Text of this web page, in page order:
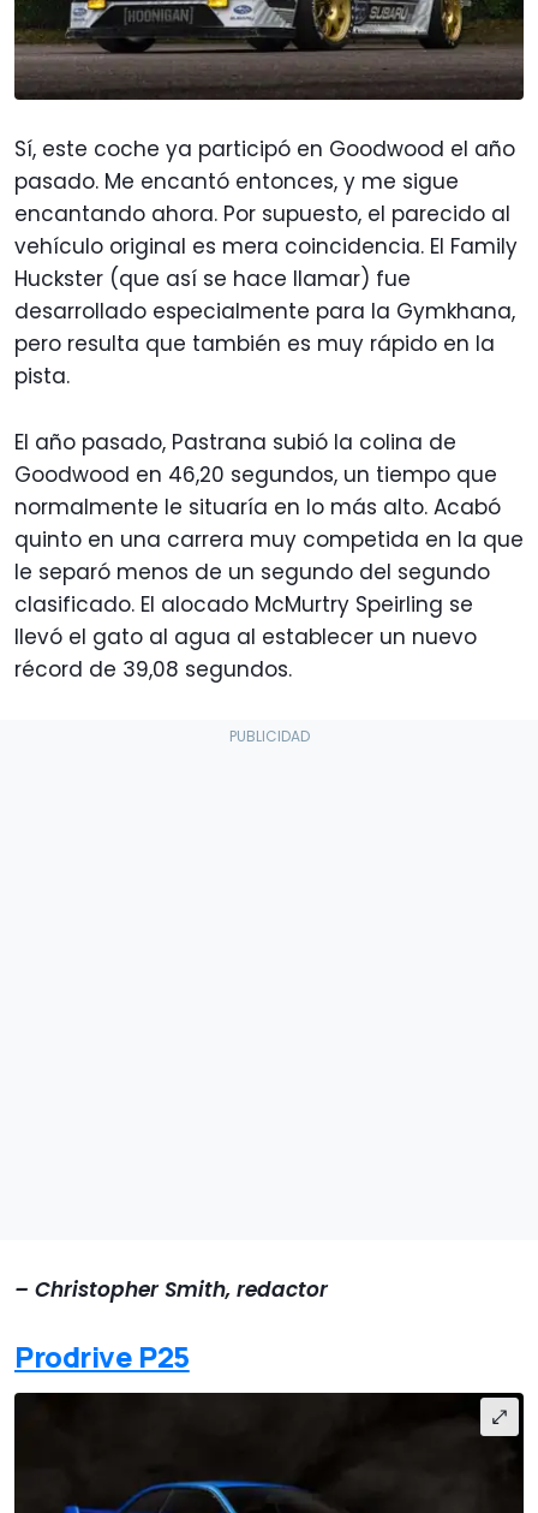
Sí, este coche ya participó en Goodwood el año
pasado. Me encantó entonces, y me sigue
encantando ahora. Por supuesto, el parecido al
vehículo original es mera coincidencia. El Family
Huckster (que así se hace llamar) fue
desarrollado especialmente para la Gymkhana,
pero resulta que también es muy rápido en la
pista.
El año pasado, Pastrana subió la colina de
Goodwood en 46,20 segundos, un tiempo que
normalmente le situaría en lo más alto. Acabó
quinto en una carrera muy competida en la que
le separó menos de un segundo del segundo
clasificado. El alocado McMurtry Speirling se
llevó el gato al agua al establecer un nuevo
récord de 39,08 segundos.
– Christopher Smith, redactor
Prodrive P25